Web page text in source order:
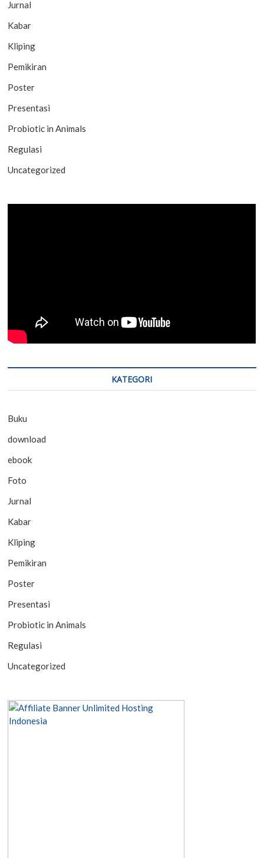
Jurnal
Kabar
Kliping
Pemikiran
Poster
Presentasi
Probiotic in Animals
Regulasi
Uncategorized
KATEGORI
Buku
download
ebook
Foto
Jurnal
Kabar
Kliping
Pemikiran
Poster
Presentasi
Probiotic in Animals
Regulasi
Uncategorized